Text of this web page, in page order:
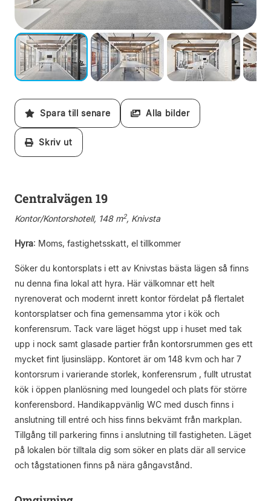
Spara till senare Alla bilder
Skriv ut
Centralvägen 19
Kontor/Kontorshotell, 148 m2, Knivsta
Hyra: Moms, fastighetsskatt, el tillkommer
Söker du kontorsplats i ett av Knivstas bästa lägen så finns
nu denna fina lokal att hyra. Här välkomnar ett helt
nyrenoverat och modernt inrett kontor fördelat på flertalet
kontorsplatser och fina gemensamma ytor i kök och
konferensrum. Tack vare läget högst upp i huset med tak
upp i nock samt glasade partier från kontorsrummen ges ett
mycket fint ljusinsläpp. Kontoret är om 148 kvm och har 7
kontorsrum i varierande storlek, konferensrum , fullt utrustat
kök i öppen planlösning med loungedel och plats för större
konferensbord. Handikappvänlig WC med dusch finns i
anslutning till entré och hiss finns bekvämt från markplan.
Tillgång till parkering finns i anslutning till fastigheten. Läget
på lokalen bör tilltala dig som söker en plats där all service
och tågstationen finns på nära gångavstånd.